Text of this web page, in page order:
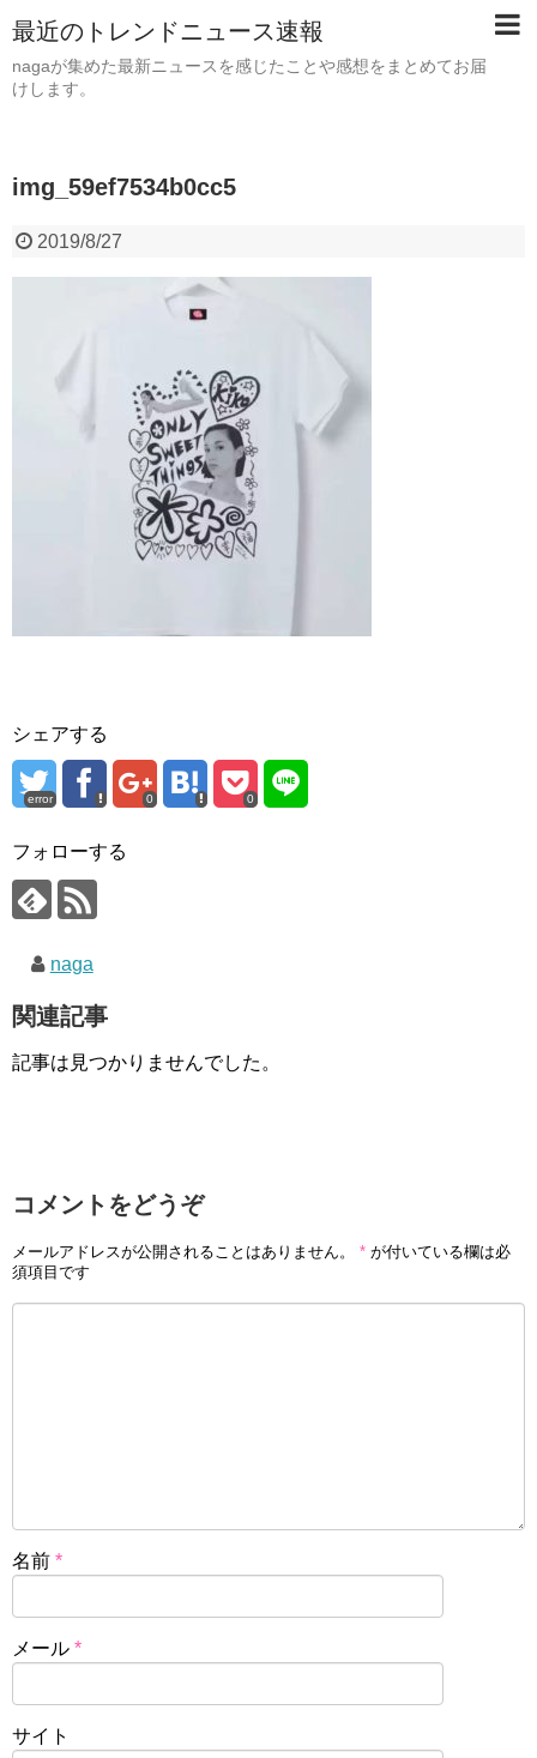
最近のトレンドニュース速報
nagaが集めた最新ニュースを感じたことや感想をまとめてお届
けします。
img_59ef7534b0cc5
2019/8/27
シェアする
error 0 0
フォローする
naga
関連記事
記事は見つかりませんでした。
コメントをどうぞ
メールアドレスが公開されることはありません。 * が付いている欄は必
須項目です
名前 *
メール *
サイト